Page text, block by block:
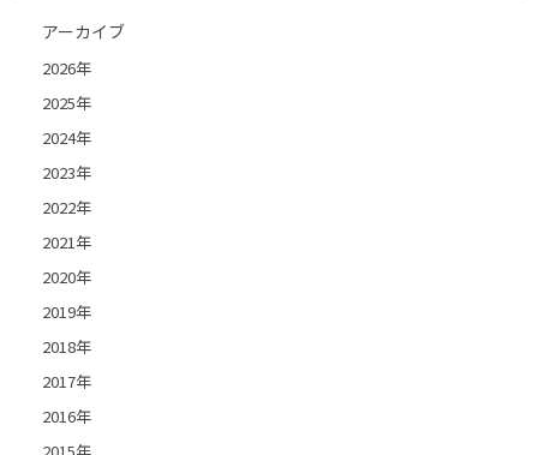
アーカイブ
2026年
2025年
2024年
2023年
2022年
2021年
2020年
2019年
2018年
2017年
2016年